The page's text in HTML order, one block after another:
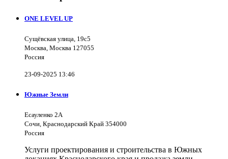
ONE LEVEL UP
Сущёвская улица, 19с5
Москва, Москва 127055
Россия
23-09-2025 13:46
Южные Земли
Есауленко 2А
Сочи, Краснодарский Край 354000
Россия
Услуги проектирования и строительства в Южных